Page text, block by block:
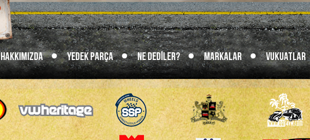
Hakkımızda Yedek Parça Ne Dediler? Markalar Vukuatlar